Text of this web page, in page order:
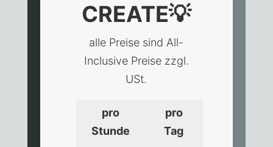
CREATE💡
alle Preise sind All-
Inclusive Preise zzgl.
USt.
pro
Stunde
pro
Tag